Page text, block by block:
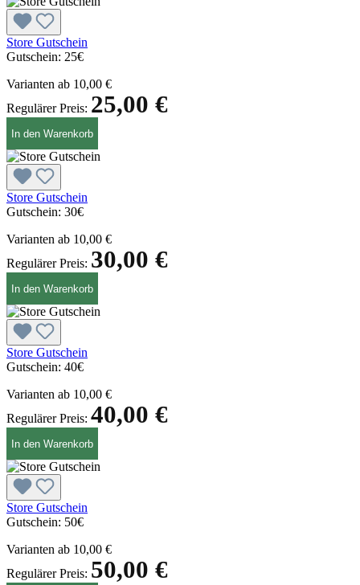
Store Gutschein
Gutschein: 25€
Varianten ab 10,00 €
Regulärer Preis: 25,00 €
In den Warenkorb
Store Gutschein
Gutschein: 30€
Varianten ab 10,00 €
Regulärer Preis: 30,00 €
In den Warenkorb
Store Gutschein
Gutschein: 40€
Varianten ab 10,00 €
Regulärer Preis: 40,00 €
In den Warenkorb
Store Gutschein
Gutschein: 50€
Varianten ab 10,00 €
Regulärer Preis: 50,00 €